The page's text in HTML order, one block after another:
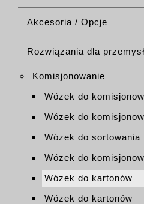
Akcesoria / Opcje
Rozwiązania dla
Komisjonowanie
Wózek do
Wózek do
Wózek do sortowania
Wózek do
Wózek do kartonów
Wózek do kartonów